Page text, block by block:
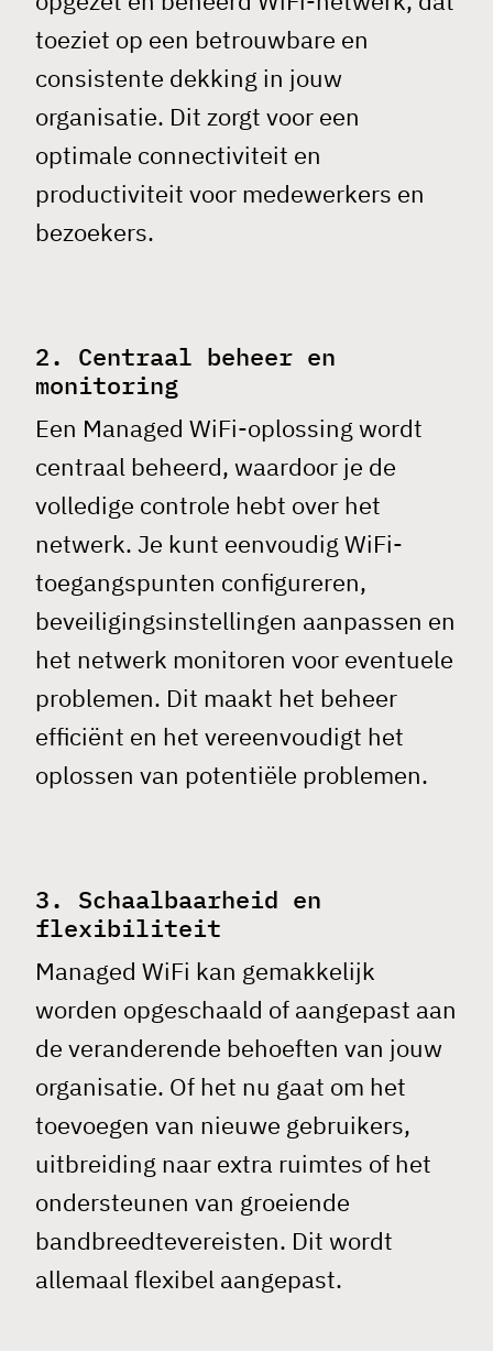
toeziet op een betrouwbare en
consistente dekking in jouw
organisatie. Dit zorgt voor een
optimale connectiviteit en
productiviteit voor medewerkers en
bezoekers.
2. Centraal beheer en
monitoring
Een Managed WiFi-oplossing wordt
centraal beheerd, waardoor je de
volledige controle hebt over het
netwerk. Je kunt eenvoudig WiFi-
toegangspunten configureren,
beveiligingsinstellingen aanpassen en
het netwerk monitoren voor eventuele
problemen. Dit maakt het beheer
efficiënt en het vereenvoudigt het
oplossen van potentiële problemen.
3. Schaalbaarheid en
flexibiliteit
Managed WiFi kan gemakkelijk
worden opgeschaald of aangepast aan
de veranderende behoeften van jouw
organisatie. Of het nu gaat om het
toevoegen van nieuwe gebruikers,
uitbreiding naar extra ruimtes of het
ondersteunen van groeiende
bandbreedtevereisten. Dit wordt
allemaal flexibel aangepast.